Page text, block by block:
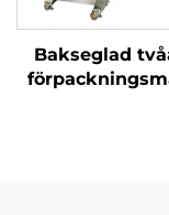
Bakseglad